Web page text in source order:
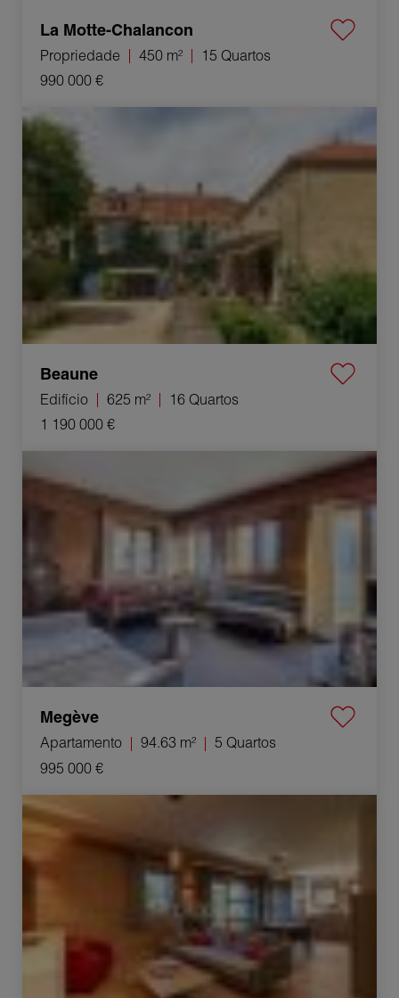
La Motte-Chalancon
Propriedade 450 m²
15 Quartos
990 000 €
Venda Edifício Beaune 16 Quartos 625 m²
Beaune
Edifício 625 m²
16 Quartos
1 190 000 €
Venda Apartamento Megève 5 Quartos 94.63 m²
Megève
Apartamento 94.63 m²
5 Quartos
995 000 €
Venda Apartamento Megève 3 Quartos 49.28 m²